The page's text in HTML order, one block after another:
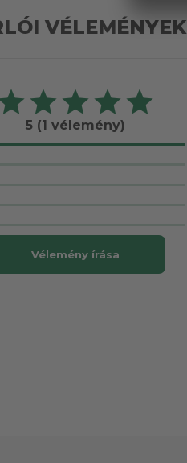
VÉLEMÉNYEK
5 (1 vélemény)
Vélemény írása